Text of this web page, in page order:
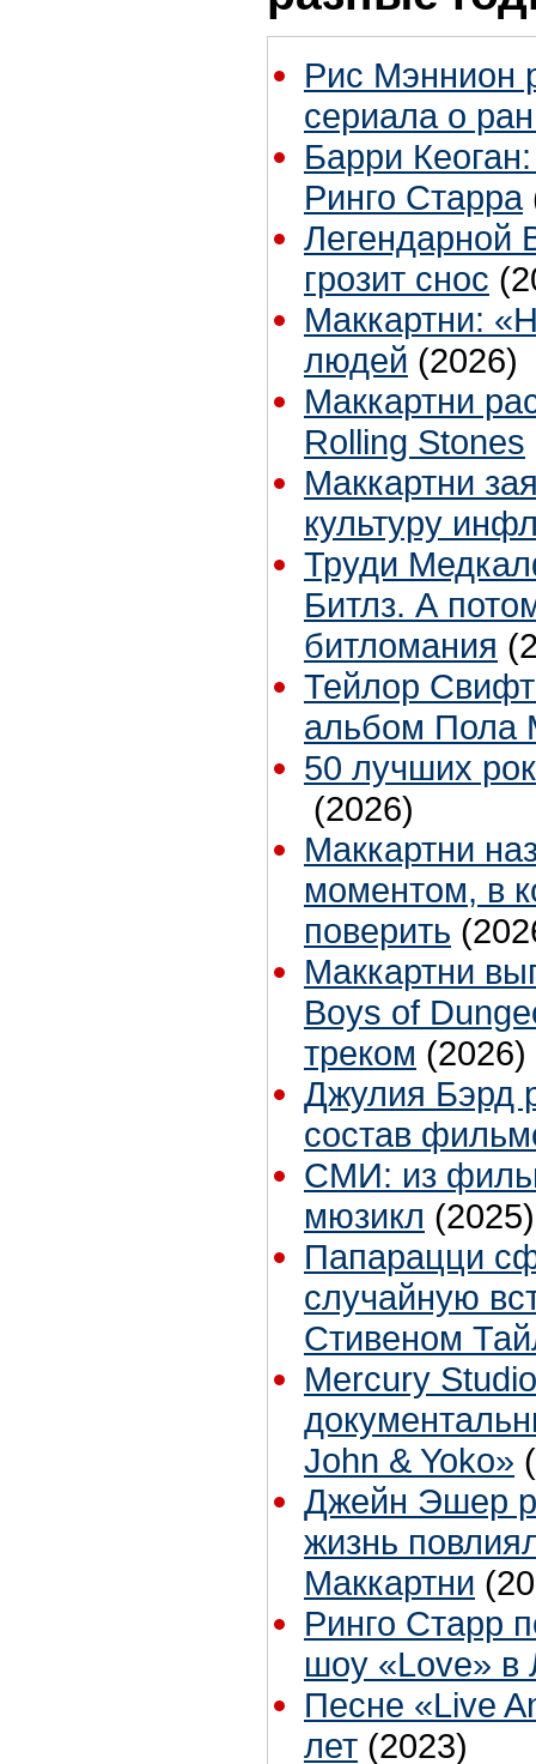
Рис Мэннион
сериала о
Барри
Ринго Старра
Легендарной
грозит снос
Маккартни:
людей (2026)
Маккартни
Rolling Stones
Маккартни
культуру
Труди
Битлз. А
битломания
Тейлор
альбом Пола
50 лучших
(2026)
Маккартни
моментом, в
поверить
Маккартни
Boys of
треком (2026)
Джулия Бэрд
состав
СМИ: из
мюзикл (2025)
Папарацци
случайную
Стивеном
Mercury
John & Yoko»
Джейн Эшер
жизнь
Маккартни
Ринго Старр
шоу «Love» в
Песне «Live
лет (2023)